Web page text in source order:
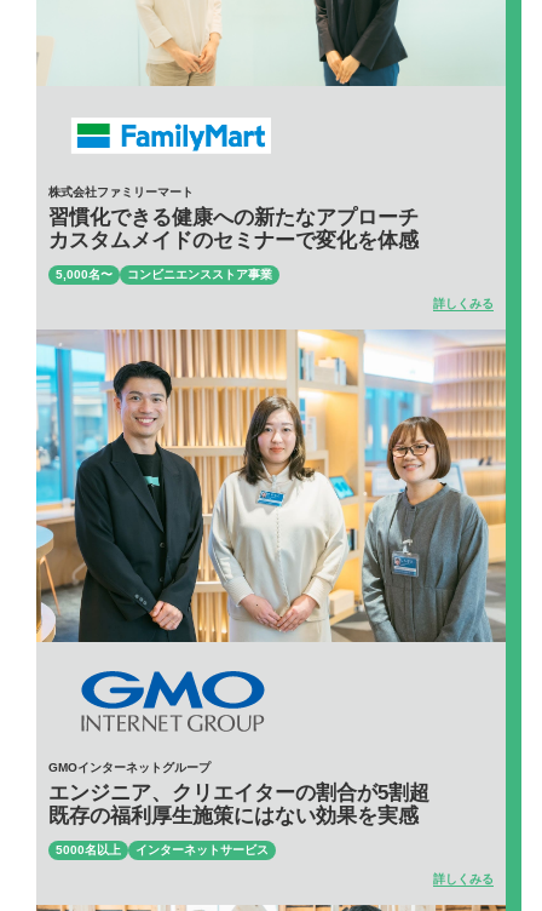
株式会社ファミリーマート
習慣化できる健康への新たなアプローチ
カスタムメイドのセミナーで変化を体感
5,000名〜 コンビニエンスストア事業
詳しくみる
GMOインターネットグループ
エンジニア、クリエイターの割合が5割超
既存の福利厚生施策にはない効果を実感
5000名以上 インターネットサービス
詳しくみる